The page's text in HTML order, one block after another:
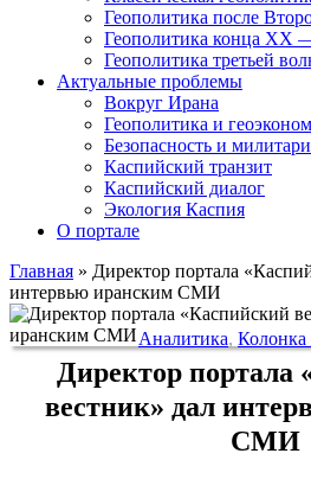
Геополитика после
Геополитика конца XX
Геополитика третьей
Актуальные проблемы
Вокруг Ирана
Геополитика и
Безопасность и
Каспийский транзит
Каспийский диалог
Экология Каспия
О портале
Главная » Директор портала
интервью иранским СМИ
Аналитика, Колонка
Директор портала
вестник» дал
СМИ